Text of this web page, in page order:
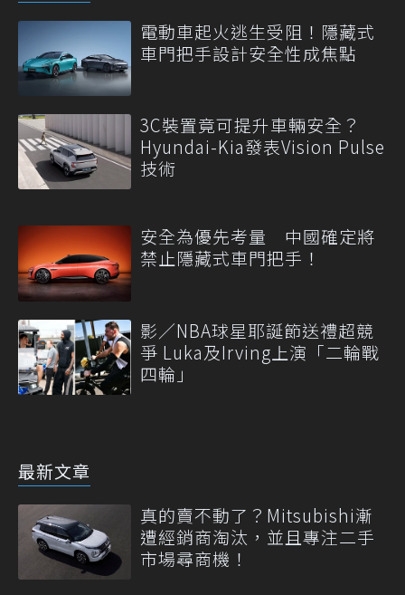
電動車起火逃生受阻！隱藏式
車門把手設計安全性成焦點
3C裝置竟可提升車輛安全？
Hyundai-Kia發表Vision Pulse
技術
安全為優先考量 中國確定將
禁止隱藏式車門把手！
影／NBA球星耶誕節送禮超競
爭 Luka及Irving上演「二輪戰
四輪」
最新文章
真的賣不動了？Mitsubishi漸
遭經銷商淘汰，並且專注二手
市場尋商機！